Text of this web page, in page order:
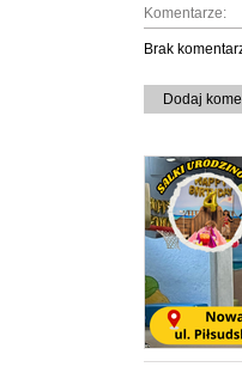
Komentarze:
Brak
Dodaj